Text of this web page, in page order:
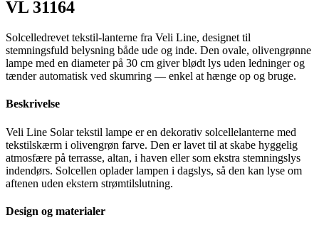
VL 31164
Solcelledrevet tekstil-lanterne fra Veli Line, designet til
stemningsfuld belysning både ude og inde. Den ovale, olivengrønne
lampe med en diameter på 30 cm giver blødt lys uden ledninger og
tænder automatisk ved skumring — enkel at hænge op og bruge.
Beskrivelse
Veli Line Solar tekstil lampe er en dekorativ solcellelanterne med
tekstilskærm i olivengrøn farve. Den er lavet til at skabe hyggelig
atmosfære på terrasse, altan, i haven eller som ekstra stemningslys
indendørs. Solcellen oplader lampen i dagslys, så den kan lyse om
aftenen uden ekstern strømtilslutning.
Design og materialer